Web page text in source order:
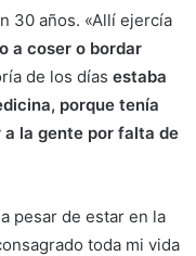
30 años. «Allí ejercía
a coser o bordar
de los días estaba
porque tenía
la gente por falta de
pesar de estar en la
toda mi vida